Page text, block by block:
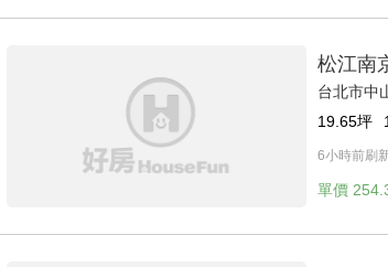
松江南
台北市中
19.65坪
6小時前刷
單價